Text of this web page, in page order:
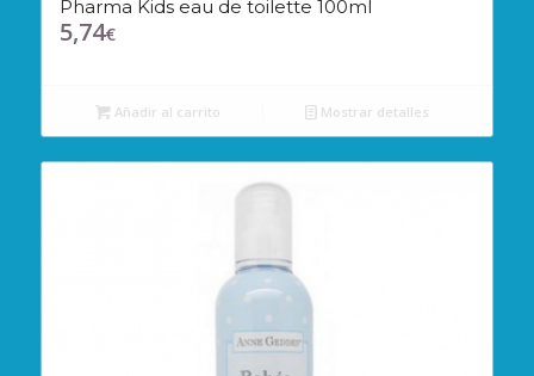
Pharma Kids eau de toilette 100ml
5,74€
Añadir al carrito Mostrar detalles